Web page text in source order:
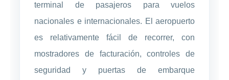
terminal de pasajeros para vuelos
nacionales e internacionales. El aeropuerto
es relativamente fácil de recorrer, con
mostradores de facturación, controles de
seguridad y puertas de embarque